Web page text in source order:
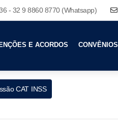
- 32 9 8860 8770 (Whatsapp)
E ACORDOS CONVÊNIOS
CAT INSS